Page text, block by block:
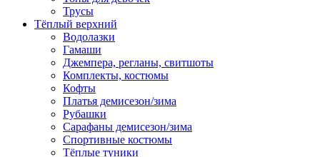
Трусы
Тёплый верхний
Водолазки
Гамаши
Джемпера, регланы, свитшоты
Комплекты, костюмы
Кофты
Платья демисезон/зима
Рубашки
Сарафаны демисезон/зима
Спортивные костюмы
Тёплые туники